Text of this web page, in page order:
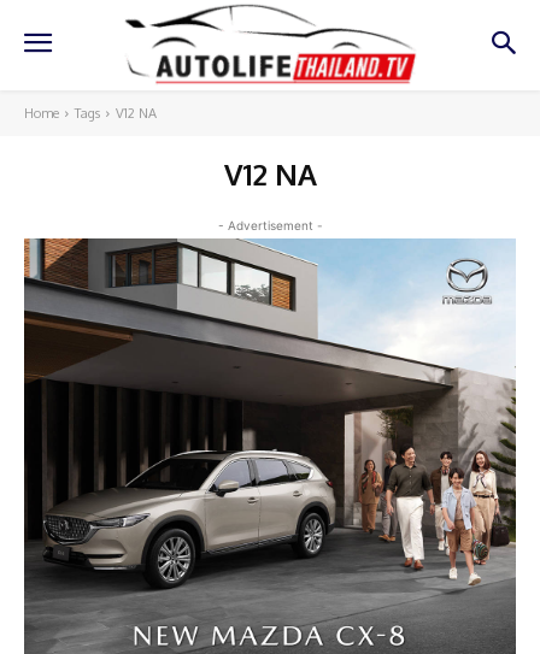
Home Tags V12 NA
V12 NA
- Advertisement -